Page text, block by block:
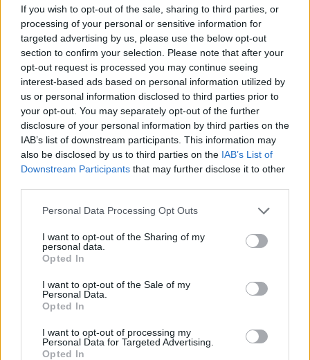
If you wish to opt-out of the sale, sharing to third parties, or
processing of your personal or sensitive information for
targeted advertising by us, please use the below opt-out
section to confirm your selection. Please note that after your
opt-out request is processed you may continue seeing
interest-based ads based on personal information utilized by
us or personal information disclosed to third parties prior to
your opt-out. You may separately opt-out of the further
disclosure of your personal information by third parties on the
IAB’s list of downstream participants. This information may
also be disclosed by us to third parties on the IAB’s List of
Downstream Participants that may further disclose it to other
Personal Data Processing Opt Outs
I want to opt-out of the Sharing of my
personal data.
Opted In
I want to opt-out of the Sale of my
Personal Data.
Opted In
I want to opt-out of processing my
Personal Data for Targeted Advertising.
Opted In
Ajax-talent Mohamed Abdalla schrijft Europese
geschiedenis
Shane Kluivert krijgt kans van Flick en begint in
de basis bij FC Barcelona
Servische media vergelijken Ajax-talent Abdellah
Ouazane met Lionel Messi
Ajax zet grote stap richting volgende ronde na
ruime zege op Vojvodina
Ajax - Vojvodina
Vaart en Sylvie Meis door de jaren heen
Zoveel staat er financieel op het spel voor Ajax
en FC Twente in Europa